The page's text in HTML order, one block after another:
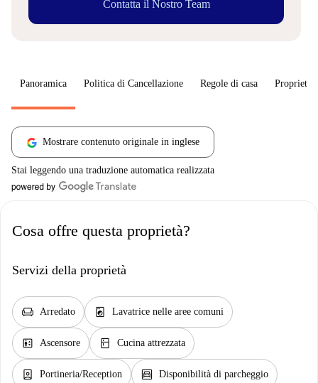
Contatta il Nostro Team
Panoramica Politica di Cancellazione Regole di casa
Mostrare contenuto originale in inglese
Stai leggendo una traduzione automatica realizzata
Cosa offre questa proprietà?
Servizi della proprietà
chair Arredato local_laundry_service Lavatrice nelle aree comuni
elevator Ascensore kitchen Cucina attrezzata
person_book Portineria/Reception garage Disponibilità di parcheggio